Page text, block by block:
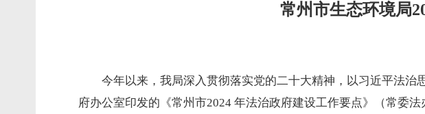
常州市生态环境局
今年以来，我局深入贯彻落实党的二十大精神，以习近平法
府办公室印发的《常州市2024 年法治政府建设工作要点》（常委